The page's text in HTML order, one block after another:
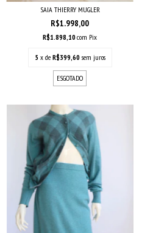
SAIA THIERRY MUGLER
R$1.998,00
R$1.898,10com Pix
5 x de R$399,60 sem juros
ESGOTADO